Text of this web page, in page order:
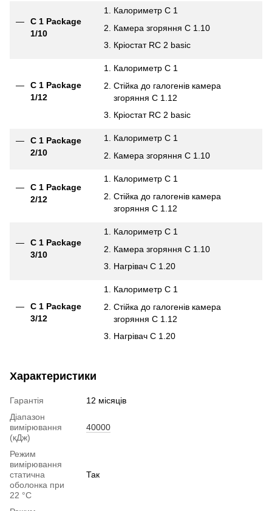
C 1 Package
1/10
Калориметр C 1
Камера згоряння C 1.10
Кріостат RC 2 basic
C 1 Package
1/12
Калориметр C 1
Стійка до галогенів камера
згоряння C 1.12
Кріостат RC 2 basic
C 1 Package
2/10
Калориметр C 1
Камера згоряння C 1.10
C 1 Package
2/12
Калориметр C 1
Стійка до галогенів камера
згоряння C 1.12
C 1 Package
3/10
Калориметр C 1
Камера згоряння C 1.10
Нагрівач С 1.20
C 1 Package
3/12
Калориметр C 1
Стійка до галогенів камера
згоряння C 1.12
Нагрівач С 1.20
Характеристики
Гарантія
12 місяців
Діапазон
вимірювання
(кДж)
40000
Режим
вимірювання
статична
оболонка при
22 °C
Так